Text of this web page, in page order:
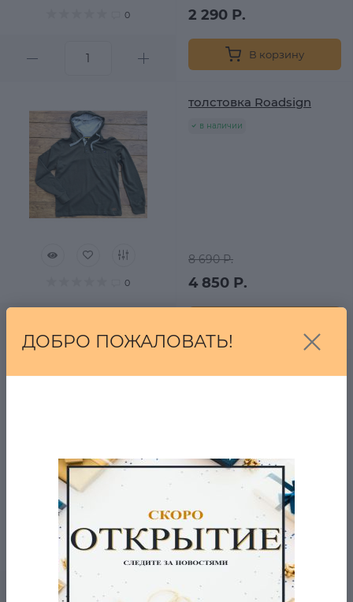
0 2 290 Р.
В корзину
0
толстовка Roadsign
в наличии
8 690 Р.
4 850 Р.
0
8 690 Р.
4 380 Р.
В корзину
ДОБРО ПОЖАЛОВАТЬ!